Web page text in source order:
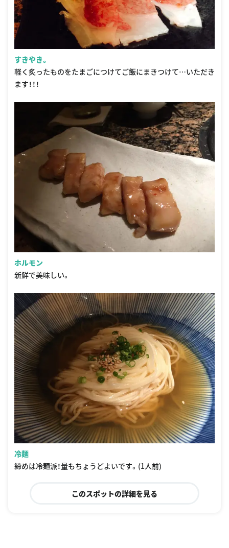
すきやき。
軽く炙ったものをたまごにつけてご飯にまきつけて…いただき
ます！！！
ホルモン
新鮮で美味しい。
冷麺
締めは冷麺派！量もちょうどよいです。(1人前)
このスポットの詳細を見る